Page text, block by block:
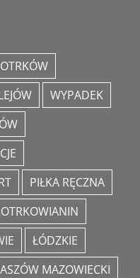
WYPADEK
PIŁKA RĘCZNA
ŁÓDZKIE
MAZOWIECKI